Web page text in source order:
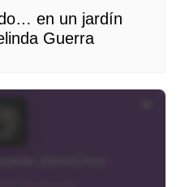
en un jardín
Guerra